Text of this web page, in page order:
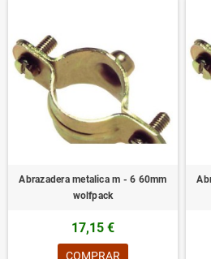
Abrazadera metalica m - 6 60mm
wolfpack
17,15 €
COMPRAR